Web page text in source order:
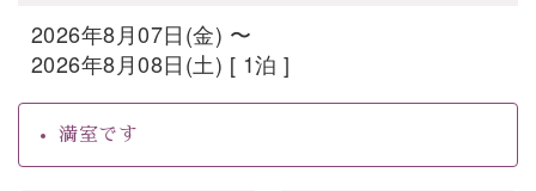
2026年8月07日(金) 〜
2026年8月08日(土) [ 1泊 ]
満室です